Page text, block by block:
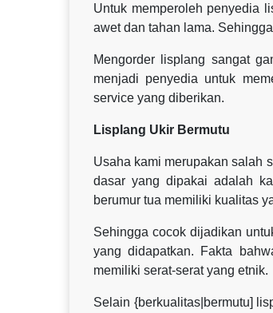
Untuk memperoleh penyedia
awet dan tahan lama.
Mengorder lisplang sangat
menjadi penyedia untuk
service yang diberikan.
Lisplang Ukir Bermutu
Usaha kami merupakan salah
dasar yang dipakai adalah
berumur tua memiliki kualitas
Sehingga cocok dijadikan
yang didapatkan. Fakta
memiliki serat-serat yang etnik.
Selain {berkualitas|bermutu]